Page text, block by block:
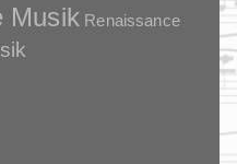
Musik Renaissance